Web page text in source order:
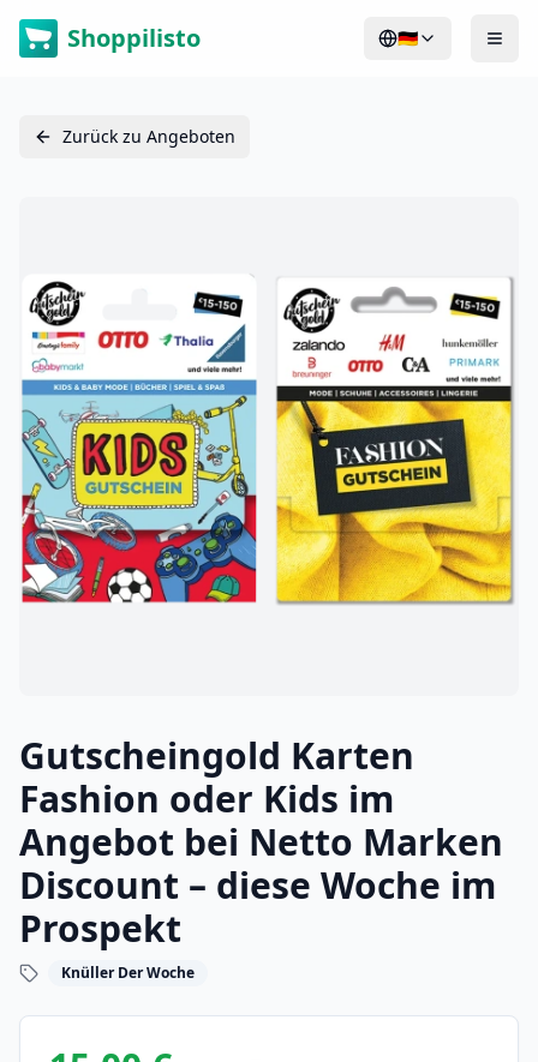
Shoppilisto 🇩🇪
Zurück zu Angeboten
Gutscheingold Karten
Fashion oder Kids im
Angebot bei Netto Marken
Discount – diese Woche im
Prospekt
Knüller Der Woche